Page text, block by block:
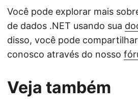
Você pode explorar mais
de dados .NET usando sua
disso, você pode
conosco através do nosso
Veja também